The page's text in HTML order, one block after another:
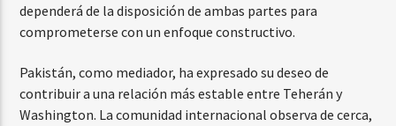
dependerá de la disposición de ambas partes para
comprometerse con un enfoque constructivo.
Pakistán, como mediador, ha expresado su deseo de
contribuir a una relación más estable entre Teherán y
Washington. La comunidad internacional observa de cerca,